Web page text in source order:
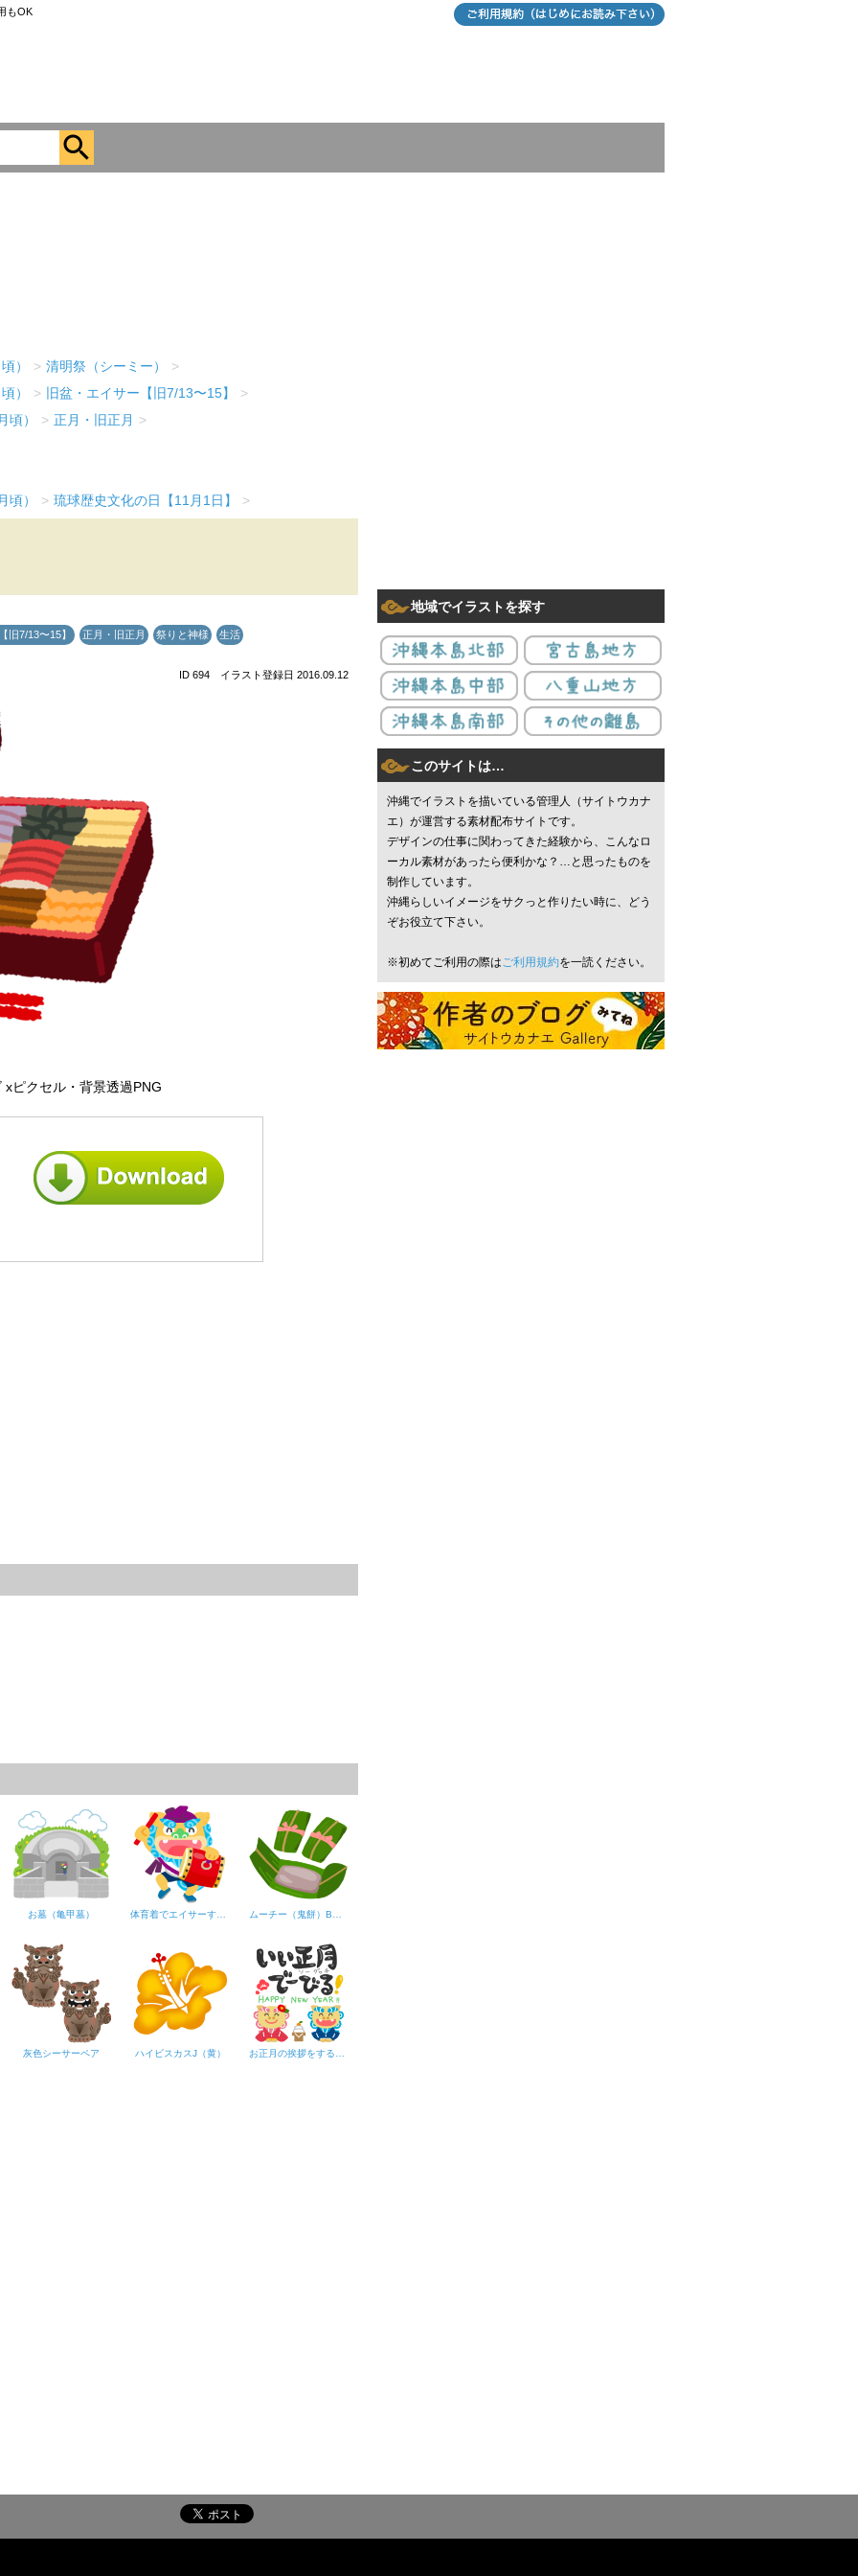
もOK
） > 清明祭（シーミー）
>
）
> 旧盆・エイサー【旧7/13〜15】
>
頃）
> 正月・旧正月 >
頃） > 琉球歴史文化の日【11月1日】 >
旧7/13〜15】 正月・旧正月 祭りと神様 生活
ID 694 イラスト登録日 2016.09.12
xピクセル・背景透過PNG
お墓（亀甲墓）
灰色シーサーペア ハイビスカスJ（黄）
地域でイラストを探す
このサイトは…
沖縄でイラストを描いている管理人（サイトウカナ
エ）が運営する素材配布サイトです。
デザインの仕事に関わってきた経験から、こんなロ
ーカル素材があったら便利かな？…と思ったものを
制作しています。
沖縄らしいイメージをサクっと作りたい時に、どう
ぞお役立て下さい。
※初めてご利用の際はご利用規約を一読ください。